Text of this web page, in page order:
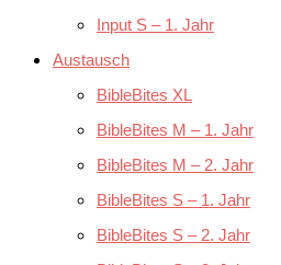
Input S – 1. Jahr
Austausch
BibleBites XL
BibleBites M – 1. Jahr
BibleBites M – 2. Jahr
BibleBites S – 1. Jahr
BibleBites S – 2. Jahr